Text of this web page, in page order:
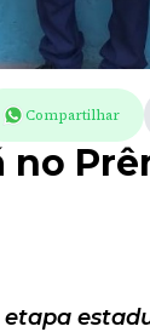
Compartilhar
no